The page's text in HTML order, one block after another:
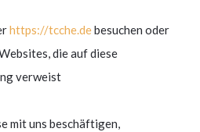
https://tcche.debesuchen oder
die auf diese
verweist
mit uns beschäftigen,